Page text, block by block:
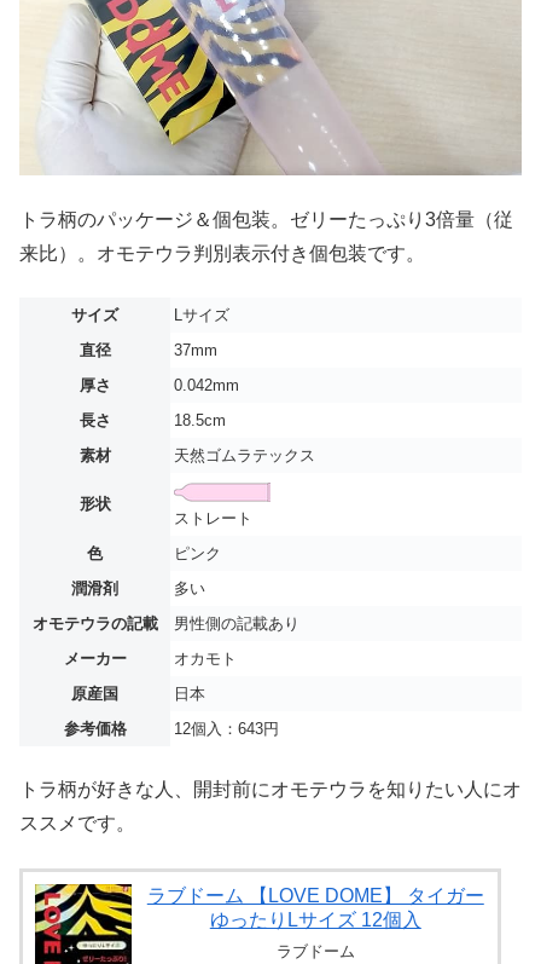
トラ柄のパッケージ＆個包装。ゼリーたっぷり3倍量（従
来比）。オモテウラ判別表示付き個包装です。
サイズ
Lサイズ
直径
37mm
厚さ
0.042mm
長さ
18.5cm
素材
天然ゴムラテックス
形状
ストレート
色
ピンク
潤滑剤
多い
オモテウラの記載
男性側の記載あり
メーカー
オカモト
原産国
日本
参考価格
12個入：643円
トラ柄が好きな人、開封前にオモテウラを知りたい人にオ
ススメです。
ラブドーム 【LOVE DOME】 タイガー
ゆったりLサイズ 12個入
ラブドーム